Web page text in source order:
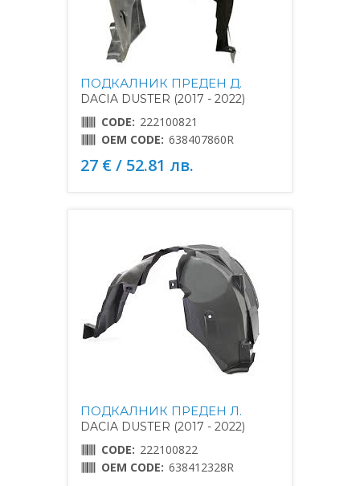
ПОДКАЛНИК ПРЕДЕН Д.
DACIA DUSTER (2017 - 2022)
CODE: 222100821
OEM CODE: 638407860R
27 € / 52.81 лв.
ПОДКАЛНИК ПРЕДЕН Л.
DACIA DUSTER (2017 - 2022)
CODE: 222100822
OEM CODE: 638412328R